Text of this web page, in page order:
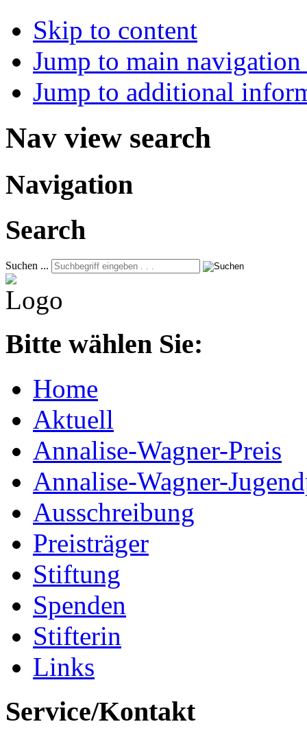
Skip to content
Jump to main
Jump to additional
Nav view search
Navigation
Search
Suchen ...
Bitte wählen Sie:
Home
Aktuell
Annalise-Wagner-Preis
Annalise-Wagner-
Ausschreibung
Preisträger
Stiftung
Spenden
Stifterin
Links
Service/Kontakt